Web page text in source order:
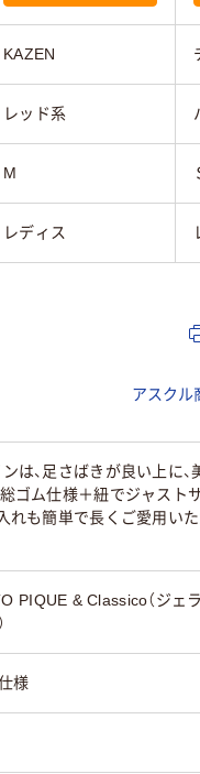
KAZEN
レッド系
M
レディス
アスクル
、足さばきが良い上に、
ゴム仕様＋紐でジャスト
も簡単で長くご愛用い
PIQUE & Classico（ジェ
様